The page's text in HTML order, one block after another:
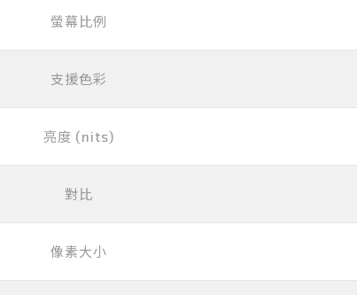
螢幕比例
支援色彩
亮度 (nits)
對比
像素大小